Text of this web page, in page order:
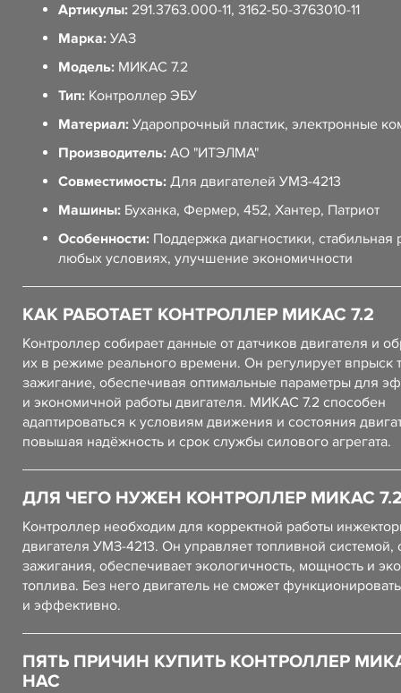
Артикулы: 291.3763.000-11, 3162-50-3763010-11
Марка: УАЗ
Модель: МИКАС 7.2
Тип: Контроллер ЭБУ
Материал: Ударопрочный пластик, электронные
Производитель: АО "ИТЭЛМА"
Совместимость: Для двигателей УМЗ-4213
Машины: Буханка, Фермер, 452, Хантер, Патриот
Особенности: Поддержка диагностики, стабильная
любых условиях, улучшение экономичности
КАК РАБОТАЕТ КОНТРОЛЛЕР МИКАС 7.2
Контроллер собирает данные от датчиков двигателя и
их в режиме реального времени. Он регулирует впрыск
зажигание, обеспечивая оптимальные параметры для
и экономичной работы двигателя. МИКАС 7.2 способен
адаптироваться к условиям движения и состояния
повышая надёжность и срок службы силового агрегата.
ДЛЯ ЧЕГО НУЖЕН КОНТРОЛЛЕР МИКАС
Контроллер необходим для корректной работы
двигателя УМЗ-4213. Он управляет топливной системой,
зажигания, обеспечивает экологичность, мощность и
топлива. Без него двигатель не сможет
и эффективно.
ПЯТЬ ПРИЧИН КУПИТЬ КОНТРОЛЛЕР
НАС